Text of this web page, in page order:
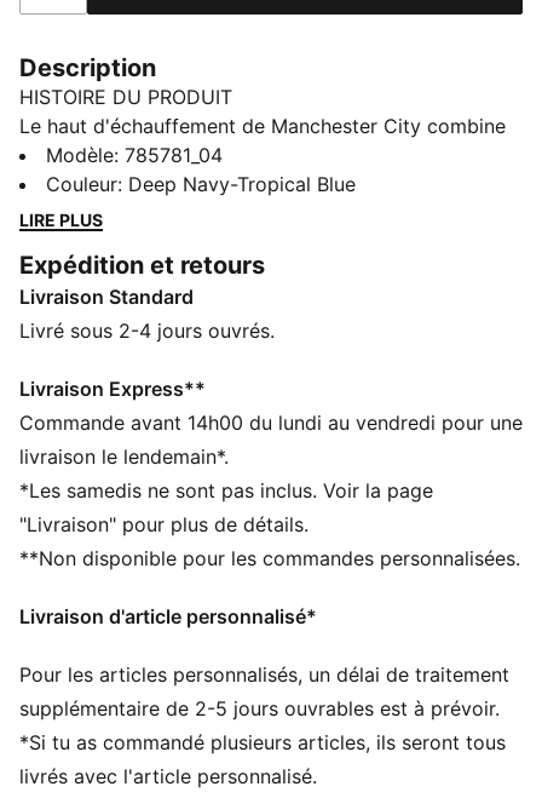
Description
HISTOIRE DU PRODUIT
Le haut d'échauffement de Manchester City combine
le style légendaire du club avec un design axé sur la
performance. Que tu te prépares pour le match ou que
tu affiches tes couleurs en ville, ce haut te permet de
CARACTÉRISTIQUES + AVANTAGES
GESTION DE L’HUMIDITÉ : Les tissus techniques
dryCELL évacuent l'humidité pour t’aider à rester à
Confectionné à partir de matériaux 100 % recyclés,
hors finitions et décorations
DÉTAILS
Matière principale : Tricot
Col : Col rond
Manches longues
Modèle: 785781_04
Couleur: Deep Navy-Tropical Blue
LIRE PLUS
Expédition et retours
Livraison Standard
Livré sous 2-4 jours ouvrés.
Livraison Express**
Commande avant 14h00 du lundi au vendredi pour une
livraison le lendemain*.
*Les samedis ne sont pas inclus. Voir la page
"Livraison" pour plus de détails.
**Non disponible pour les commandes personnalisées.
Livraison d'article personnalisé*
Pour les articles personnalisés, un délai de traitement
supplémentaire de 2-5 jours ouvrables est à prévoir.
*Si tu as commandé plusieurs articles, ils seront tous
livrés avec l'article personnalisé.